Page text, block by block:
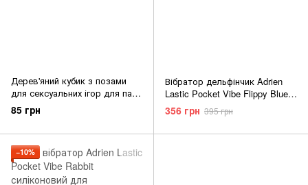
Дерев'яний кубик з позами
для сексуальних ігор для пар
оригінальний аксесуар для
романтичних вечорів
85 грн
Вібратор дельфінчик Adrien
Lastic Pocket Vibe Flippy Blue
міні потужний для точкової
стимуляції 10 режимів
356 грн 395 грн
−10%